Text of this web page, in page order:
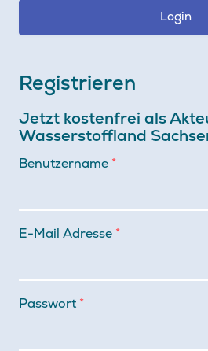
Registrieren
Jetzt kostenfrei als
Wasserstoffland
Benutzername *
E-Mail Adresse *
Passwort *